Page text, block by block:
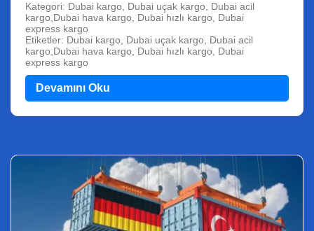
Kategori: Dubai kargo, Dubai uçak kargo, Dubai acil
kargo,Dubai hava kargo, Dubai hızlı kargo, Dubai
express kargo
Etiketler: Dubai kargo, Dubai uçak kargo, Dubai acil
kargo,Dubai hava kargo, Dubai hızlı kargo, Dubai
express kargo
Devamını Oku